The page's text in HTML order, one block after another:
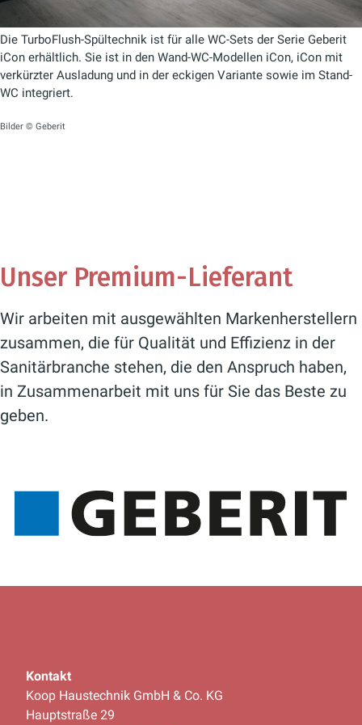
Die TurboFlush-Spültechnik ist für alle WC-Sets der Serie Geberit
iCon erhältlich. Sie ist in den Wand-WC-Modellen iCon, iCon mit
verkürzter Ausladung und in der eckigen Variante sowie im Stand-
WC integriert.
Bilder © Geberit
Unser Premium-Lieferant
Wir arbeiten mit ausgewählten Markenherstellern
zusammen, die für Qualität und Effizienz in der
Sanitärbranche stehen, die den Anspruch haben,
in Zusammenarbeit mit uns für Sie das Beste zu
geben.
Kontakt
Koop Haustechnik GmbH & Co. KG
Hauptstraße 29